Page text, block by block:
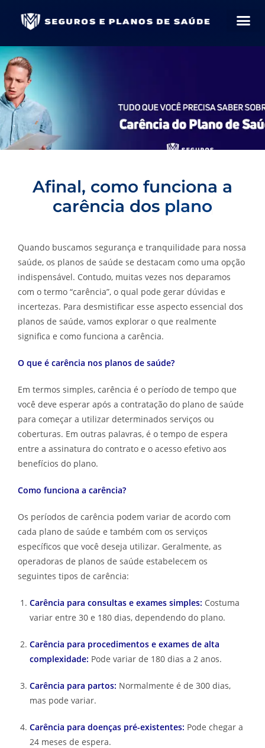
Afinal, como funciona a
carência dos pl anos d
Quando buscamos segurança e tranquilidade para nossa
saúde, os planos de saúde se destacam como uma opção
indispensável. Contudo, muitas vezes nos deparamos
com o termo “carência”, o qual pode gerar dúvidas e
incertezas. Para desmistificar esse aspecto essencial dos
planos de saúde, vamos explorar o que realmente
significa e como funciona a carência.
O que é carência nos planos de saúde?
Em termos simples, carência é o período de tempo que
você deve esperar após a contratação do plano de saúde
para começar a utilizar determinados serviços ou
coberturas. Em outras palavras, é o tempo de espera
entre a assinatura do contrato e o acesso efetivo aos
benefícios do plano.
Como funciona a carência?
Os períodos de carência podem variar de acordo com
cada plano de saúde e também com os serviços
específicos que você deseja utilizar. Geralmente, as
operadoras de planos de saúde estabelecem os
seguintes tipos de carência:
Carência para consultas e exames simples: Costuma
variar entre 30 e 180 dias, dependendo do plano.
Carência para procedimentos e exames de alta
complexidade: Pode variar de 180 dias a 2 anos.
Carência para partos: Normalmente é de 300 dias,
mas pode variar.
Carência para doenças pré-existentes: Pode chegar a
24 meses de espera.